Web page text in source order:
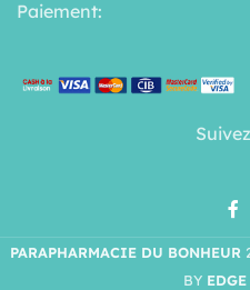
Paiement:
PARAPHARMACIE DU BONHEUR
BY